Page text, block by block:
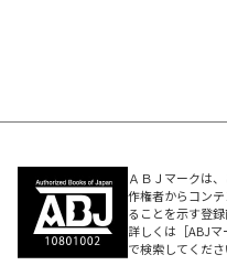
ＡＢＪマークは
作権者からコン
ることを示す登
詳しくは［ABJマ
で検索してくださ